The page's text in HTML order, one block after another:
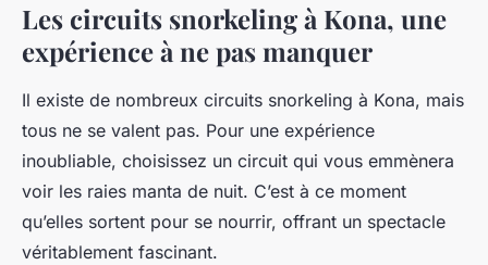
Les circuits snorkeling à Kona, une
expérience à ne pas manquer
Il existe de nombreux circuits snorkeling à Kona, mais
tous ne se valent pas. Pour une expérience
inoubliable, choisissez un circuit qui vous emmènera
voir les raies manta de nuit. C’est à ce moment
qu’elles sortent pour se nourrir, offrant un spectacle
véritablement fascinant.